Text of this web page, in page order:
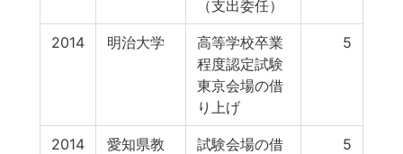
（支出委任）
2014 明治大学
高等学校卒業
程度認定試験
東京会場の借
り上げ
5
2014
愛知県教
試験会場の借
5